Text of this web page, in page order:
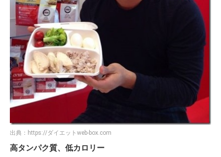
出典： https://ダイエットweb-box.com
高タンパク質、低カロリー